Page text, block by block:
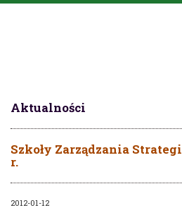
Aktualności
Szkoły Zarządzania
r.
2012-01-12